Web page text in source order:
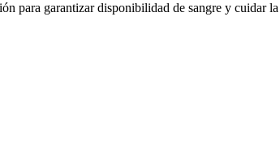
garantizar disponibilidad de sangre y cuidar